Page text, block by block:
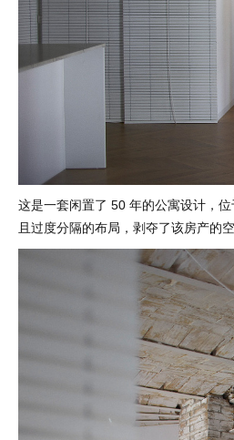
这是一套闲置了 50 年的公寓设计，
且过度分隔的布局，剥夺了该房产的